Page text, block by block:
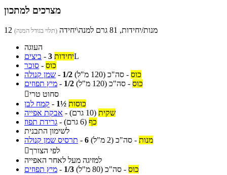
מצרכים למתכון
12 מנות/יחידות, 81 גרם למנה\יחידה (תלוי בגודל המנה)
העוגה
ביצים - 3 יחידותL
סוכר - כוס
שמן קנולה - 1/2 כוס - סה"כ (120 מ"ל)
מיץ תפוזים - 1/2 כוס - סה"כ (120 מ"ל)
סחוט טרי
קמח לבן - 1½ כוסות
אבקת אפייה - שקית (10 גרם)
גרידת תפוז - כף (6 גרם)
לשימון התבנית
תרסיס שמן קנולה - 6 מנות - סה"כ (2 מ"ל)
לפי הצורך
למזיגה מעל לאחר האפייה
מיץ תפוזים - 1/3 כוס - סה"כ (80 מ"ל)